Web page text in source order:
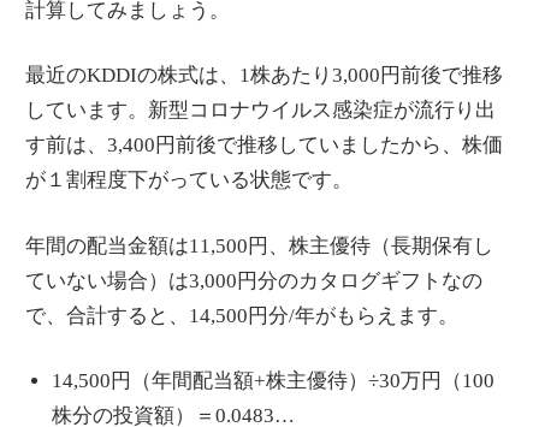
計算してみましょう。
最近のKDDIの株式は、1株あたり3,000円前後で推移
しています。新型コロナウイルス感染症が流行り出
す前は、3,400円前後で推移していましたから、株価
が１割程度下がっている状態です。
年間の配当金額は11,500円、株主優待（長期保有し
ていない場合）は3,000円分のカタログギフトなの
で、合計すると、14,500円分/年がもらえます。
14,500円（年間配当額+株主優待）÷30万円（100
株分の投資額）＝0.0483…